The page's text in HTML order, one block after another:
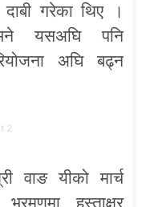
दाबी गरेका थिए ।
भने यसअघि पनि
अघि बढ्न
2
वाङ यीको मार्च
हस्ताक्षर